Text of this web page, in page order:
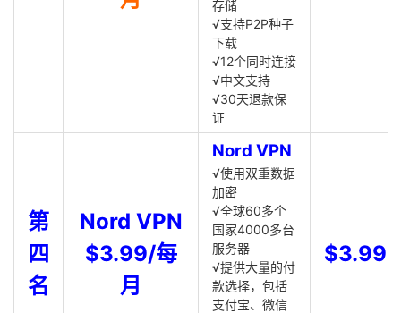
存储
√支持P2P种子
下载
√12个同时连接
√中文支持
√30天退款保
证
第
四
名
Nord VPN
$3.99/每
月
Nord VPN
√使用双重数据
加密
√全球60多个
国家4000多台
服务器
√提供大量的付
款选择，包括
支付宝、微信
$3.99